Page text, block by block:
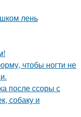
лень
чтобы ногти не
после ссоры с
собаку и